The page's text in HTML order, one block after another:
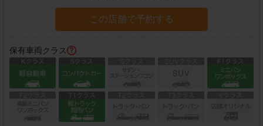
この店舗で予約する
保有車両クラス